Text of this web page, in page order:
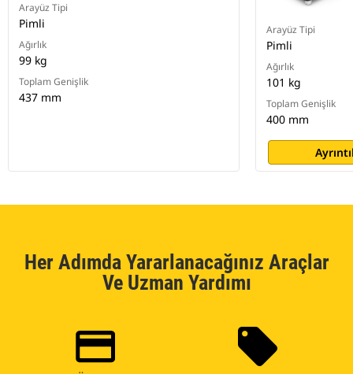
Arayüz Tipi
Pimli
Ağırlık
99 kg
Toplam Genişlik
437 mm
Arayüz Tipi
Pimli
Ağırlık
101 kg
Toplam Genişlik
400 mm
Her Adımda Yararlanacağınız Araçlar
Ve Uzman Yardımı